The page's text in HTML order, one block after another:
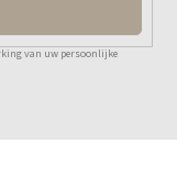
van uw persoonlijke